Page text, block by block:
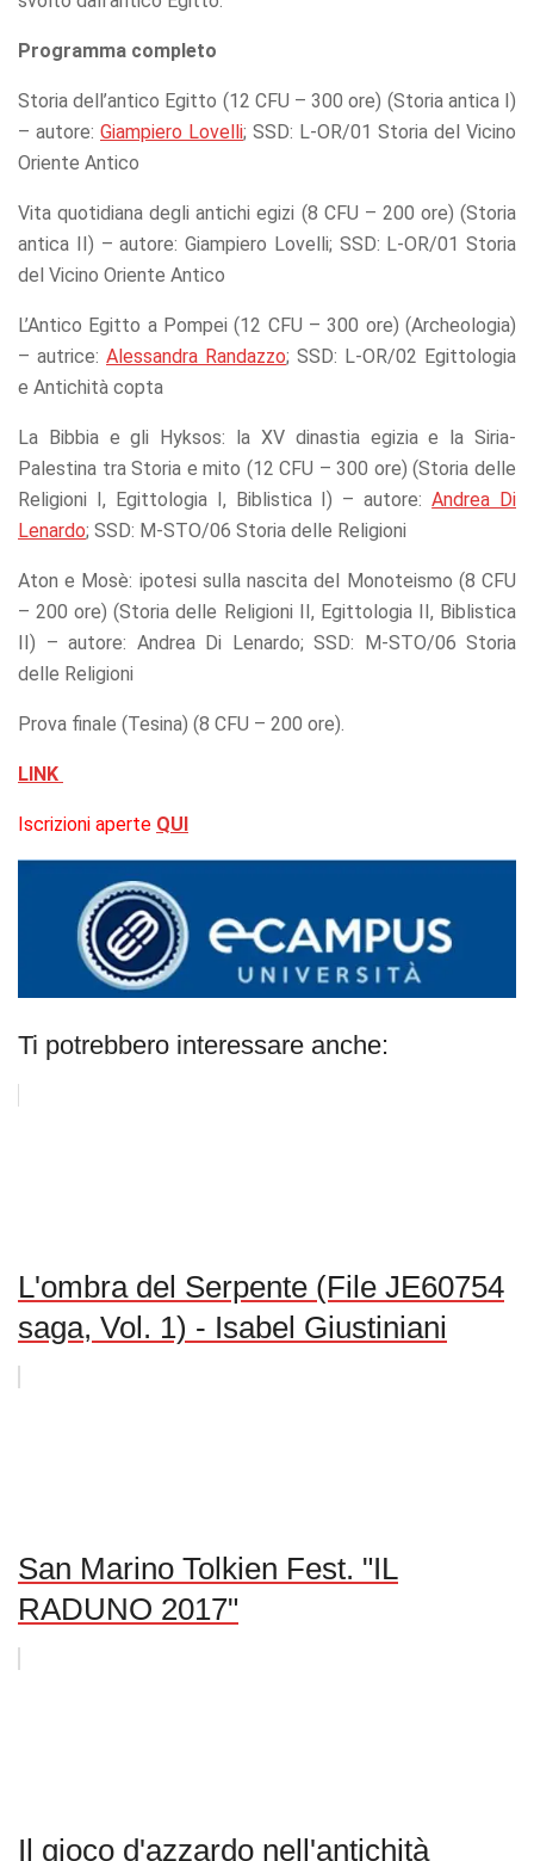
Programma completo
Storia dell’antico Egitto (12 CFU – 300 ore) (Storia antica I)
– autore: Giampiero Lovelli; SSD: L-OR/01 Storia del Vicino
Oriente Antico
Vita quotidiana degli antichi egizi (8 CFU – 200 ore) (Storia
antica II) – autore: Giampiero Lovelli; SSD: L-OR/01 Storia
del Vicino Oriente Antico
L’Antico Egitto a Pompei (12 CFU – 300 ore) (Archeologia)
– autrice: Alessandra Randazzo; SSD: L-OR/02 Egittologia
e Antichità copta
La Bibbia e gli Hyksos: la XV dinastia egizia e la Siria-
Palestina tra Storia e mito (12 CFU – 300 ore) (Storia delle
Religioni I, Egittologia I, Biblistica I) – autore:Andrea Di
Lenardo; SSD: M-STO/06 Storia delle Religioni
Aton e Mosè: ipotesi sulla nascita del Monoteismo (8 CFU
– 200 ore) (Storia delle Religioni II, Egittologia II, Biblistica
II) – autore: Andrea Di Lenardo; SSD: M-STO/06 Storia
delle Religioni
Prova finale (Tesina) (8 CFU – 200 ore).
LINK
Iscrizioni aperte QUI
Ti potrebbero interessare anche:
L'ombra del Serpente (File JE60754
saga, Vol. 1) - Isabel Giustiniani
San Marino Tolkien Fest. "IL
RADUNO 2017"
Il gioco d'azzardo nell'antichità